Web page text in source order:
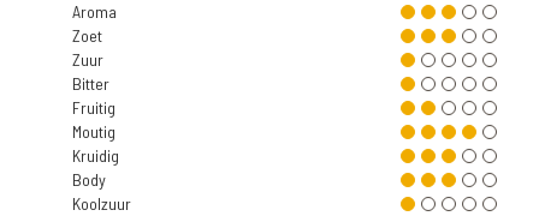
Aroma
Zoet
Zuur
Bitter
Fruitig
Moutig
Kruidig
Body
Koolzuur